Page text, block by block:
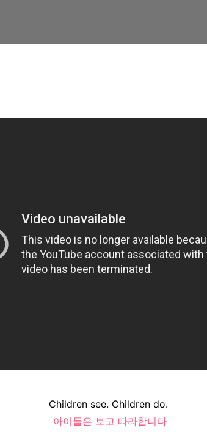
Children see. Children do.
아이들은 보고 따라합니다